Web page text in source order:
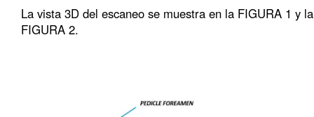
La vista 3D del escaneo se muestra en la FIGURA 1 y
FIGURA 2.